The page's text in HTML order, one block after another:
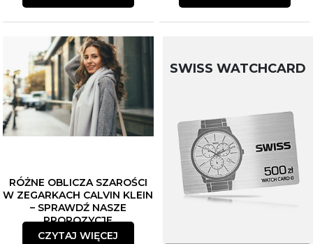
RÓŻNE OBLICZA SZAROŚCI
W ZEGARKACH CALVIN KLEIN
– SPRAWDŹ NASZE
PROPOZYCJE
CZYTAJ WIĘCEJ
SWISS WATCHCARD